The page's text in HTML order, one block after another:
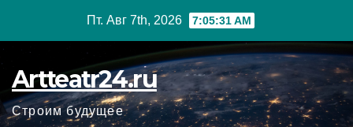
Пт. Авг 7th, 2026 7:05:32 AM
Artteatr24.ru
Строим будущее